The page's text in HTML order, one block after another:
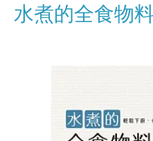
水煮的全食物